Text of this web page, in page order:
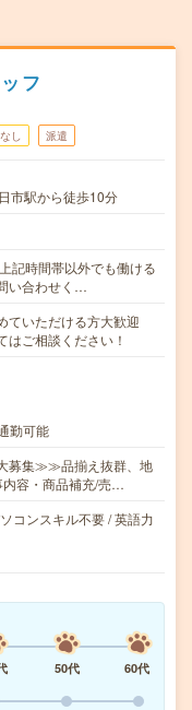
フ
し 派遣
市駅から徒歩10分
記時間帯以外でも働ける
い合わせく…
いただける方大歓迎
ご相談ください！
勤可能
募集≫≫品揃え抜群、地
内容・商品補充/売…
コンスキル不要 / 英語力
50代
60代